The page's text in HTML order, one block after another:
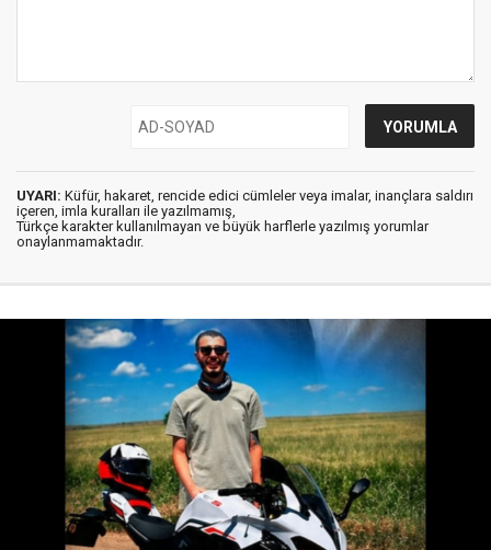
UYARI: Küfür, hakaret, rencide edici cümleler veya imalar, inançlara saldırı
içeren, imla kuralları ile yazılmamış,
Türkçe karakter kullanılmayan ve büyük harflerle yazılmış yorumlar
onaylanmamaktadır.